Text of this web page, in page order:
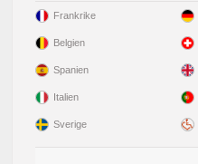
Frankrike
Belgien
Spanien
Italien
Sverige